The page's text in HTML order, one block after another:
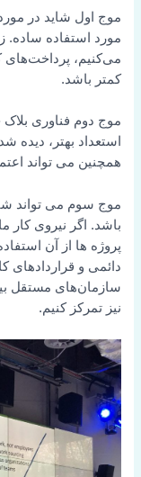
موج اول شاید در مورد
مورد استفاده ساده.
می‌کنیم، پرداخت‌های
کمتر باشد.
موج دوم فناوری بلاک
استعداد بهتر، دیده
همچنین می تواند
موج سوم می تواند
باشد. اگر نیروی کار
پروژه ها از آن
دائمی و
سازمان‌های مستقل
نیز تمرکز کنیم.